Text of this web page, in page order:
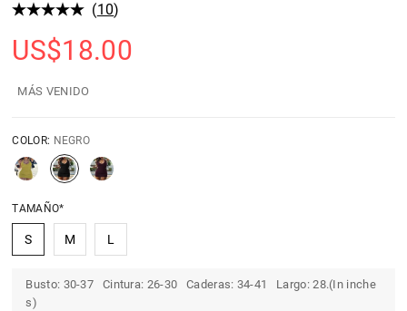
(10)
US$18.00
MÁS VENIDO
COLOR: NEGRO
TAMAÑO*
S M L
Busto: 30-37 Cintura: 26-30 Caderas: 34-41 Largo: 28.(In inche
s)